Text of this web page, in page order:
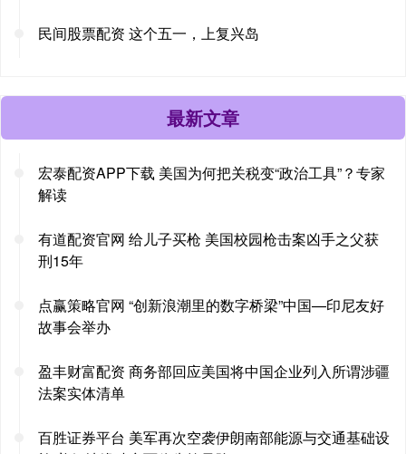
民间股票配资 这个五一，上复兴岛
最新文章
宏泰配资APP下载 美国为何把关税变“政治工具”？专家
解读
有道配资官网 给儿子买枪 美国校园枪击案凶手之父获
刑15年
点赢策略官网 “创新浪潮里的数字桥梁”中国—印尼友好
故事会举办
盈丰财富配资 商务部回应美国将中国企业列入所谓涉疆
法案实体清单
百胜证券平台 美军再次空袭伊朗南部能源与交通基础设